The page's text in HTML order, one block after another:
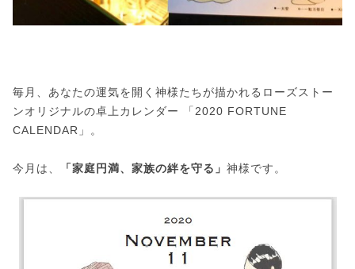
毎月、あなたの運気を開く神様たちが描かれるローズストー
ンオリジナルの卓上カレンダー 「2020 FORTUNE
CALENDAR」。
今月は、 「家庭円満、家族の絆を守る」 神様です。